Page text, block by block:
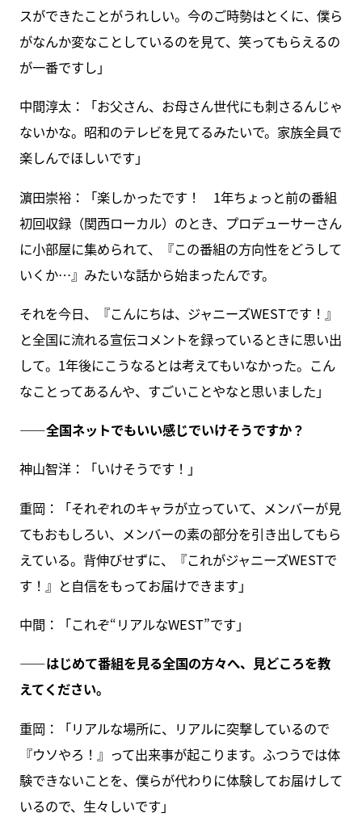
スができたことがうれしい。今のご時勢はとくに、僕ら
がなんか変なことしているのを見て、笑ってもらえるの
が一番ですし」
中間淳太：「お父さん、お母さん世代にも刺さるんじゃ
ないかな。昭和のテレビを見てるみたいで。家族全員で
楽しんでほしいです」
濵田崇裕：「楽しかったです！ 1年ちょっと前の番組
初回収録（関西ローカル）のとき、プロデューサーさん
に小部屋に集められて、『この番組の方向性をどうして
いくか…』みたいな話から始まったんです。
それを今日、『こんにちは、ジャニーズWESTです！』
と全国に流れる宣伝コメントを録っているときに思い出
して。1年後にこうなるとは考えてもいなかった。こん
なことってあるんや、すごいことやなと思いました」
――全国ネットでもいい感じでいけそうですか？
神山智洋：「いけそうです！」
重岡：「それぞれのキャラが立っていて、メンバーが見
てもおもしろい、メンバーの素の部分を引き出してもら
えている。背伸びせずに、『これがジャニーズWESTで
す！』と自信をもってお届けできます」
中間：「これぞ“リアルなWEST”です」
――はじめて番組を見る全国の方々へ、見どころを教
えてください。
重岡：「リアルな場所に、リアルに突撃しているので
『ウソやろ！』って出来事が起こります。ふつうでは体
験できないことを、僕らが代わりに体験してお届けして
いるので、生々しいです」